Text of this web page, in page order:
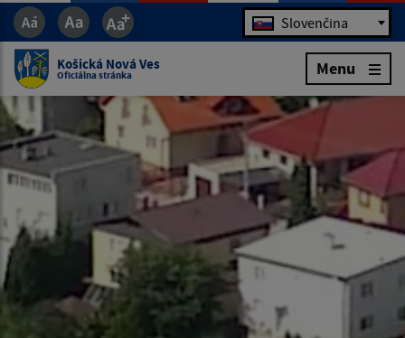
Jazyk Slovenčina
Košická Nová Ves
Oficiálna stránka Menu